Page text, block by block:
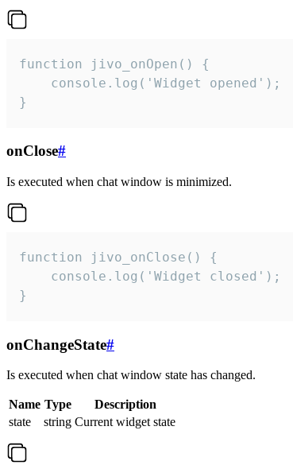
function jivo_onOpen() {
    console.log('Widget opened');
}
onClose#
Is executed when chat window is minimized.
function jivo_onClose() {
    console.log('Widget closed');
}
onChangeState#
Is executed when chat window state has changed.
Name Type
Description
state
string Current widget state